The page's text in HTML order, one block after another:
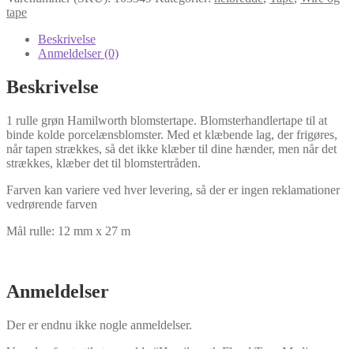
Medium
Green
antal
tape
Beskrivelse
Anmeldelser (0)
Beskrivelse
1 rulle grøn Hamilworth blomstertape. Blomsterhandlertape til at
binde kolde porcelænsblomster. Med et klæbende lag, der frigøres,
når tapen strækkes, så det ikke klæber til dine hænder, men når det
strækkes, klæber det til blomstertråden.
Farven kan variere ved hver levering, så der er ingen reklamationer
vedrørende farven
Mål rulle: 12 mm x 27 m
Anmeldelser
Der er endnu ikke nogle anmeldelser.